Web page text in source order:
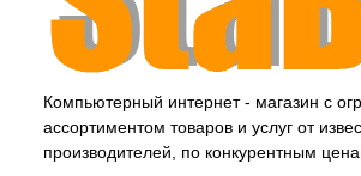
Компьютерный интернет - магазин с
ассортиментом товаров и услуг от
производителей, по конкурентным